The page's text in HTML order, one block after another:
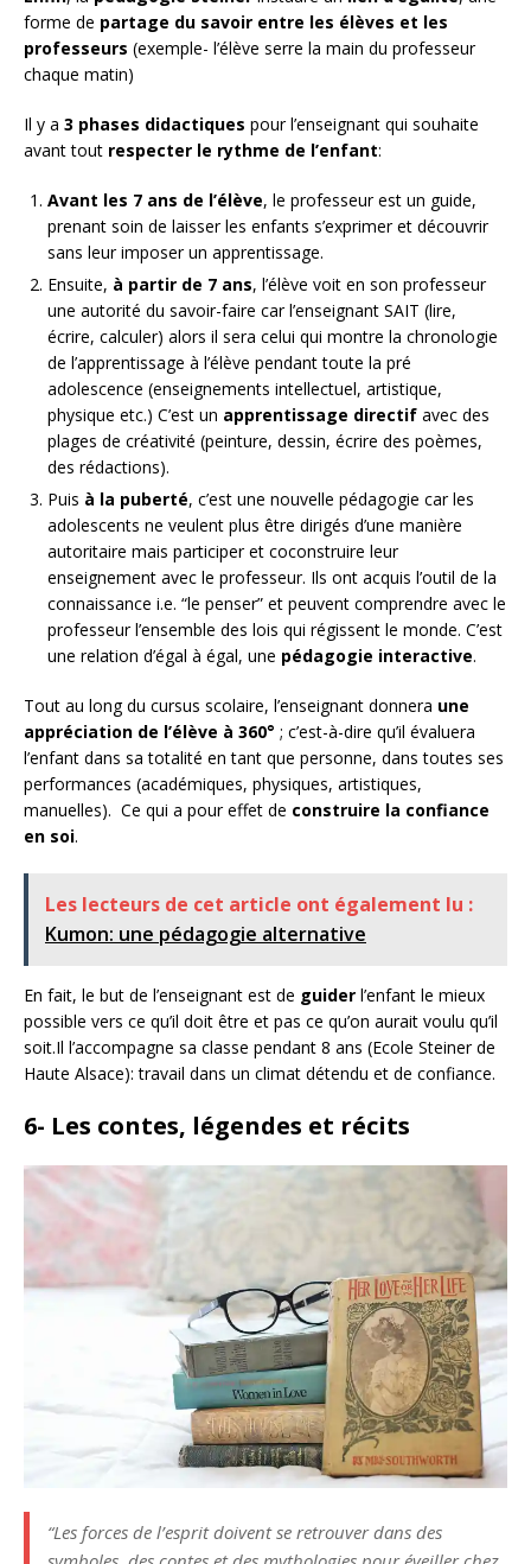
forme de partage du savoir entre les élèves et les
professeurs (exemple- l’élève serre la main du professeur
chaque matin)
Il y a 3 phases didactiques pour l’enseignant qui souhaite
avant tout respecter le rythme de l’enfant:
Avant les 7 ans de l’élève, le professeur est un guide,
prenant soin de laisser les enfants s’exprimer et découvrir
sans leur imposer un apprentissage.
Ensuite, à partir de 7 ans, l’élève voit en son professeur
une autorité du savoir-faire car l’enseignant SAIT (lire,
écrire, calculer) alors il sera celui qui montre la chronologie
de l’apprentissage à l’élève pendant toute la pré
adolescence (enseignements intellectuel, artistique,
physique etc.) C’est un apprentissage directif avec des
plages de créativité (peinture, dessin, écrire des poèmes,
des rédactions).
Puis à la puberté, c’est une nouvelle pédagogie car les
adolescents ne veulent plus être dirigés d’une manière
autoritaire mais participer et coconstruire leur
enseignement avec le professeur. Ils ont acquis l’outil de la
connaissance i.e. “le penser” et peuvent comprendre avec le
professeur l’ensemble des lois qui régissent le monde. C’est
une relation d’égal à égal, une pédagogie interactive.
Tout au long du cursus scolaire, l’enseignant donnera une
appréciation de l’élève à 360° ; c’est-à-dire qu’il évaluera
l’enfant dans sa totalité en tant que personne, dans toutes ses
performances (académiques, physiques, artistiques,
manuelles). Ce qui a pour effet de construire la confiance
en soi.
Les lecteurs de cet article ont également lu :
Kumon: une pédagogie alternative
En fait, le but de l’enseignant est de guider l’enfant le mieux
possible vers ce qu’il doit être et pas ce qu’on aurait voulu qu’il
soit.Il l’accompagne sa classe pendant 8 ans (Ecole Steiner de
Haute Alsace): travail dans un climat détendu et de confiance.
6- Les contes, légendes et récits
“Les forces de l’esprit doivent se retrouver dans des